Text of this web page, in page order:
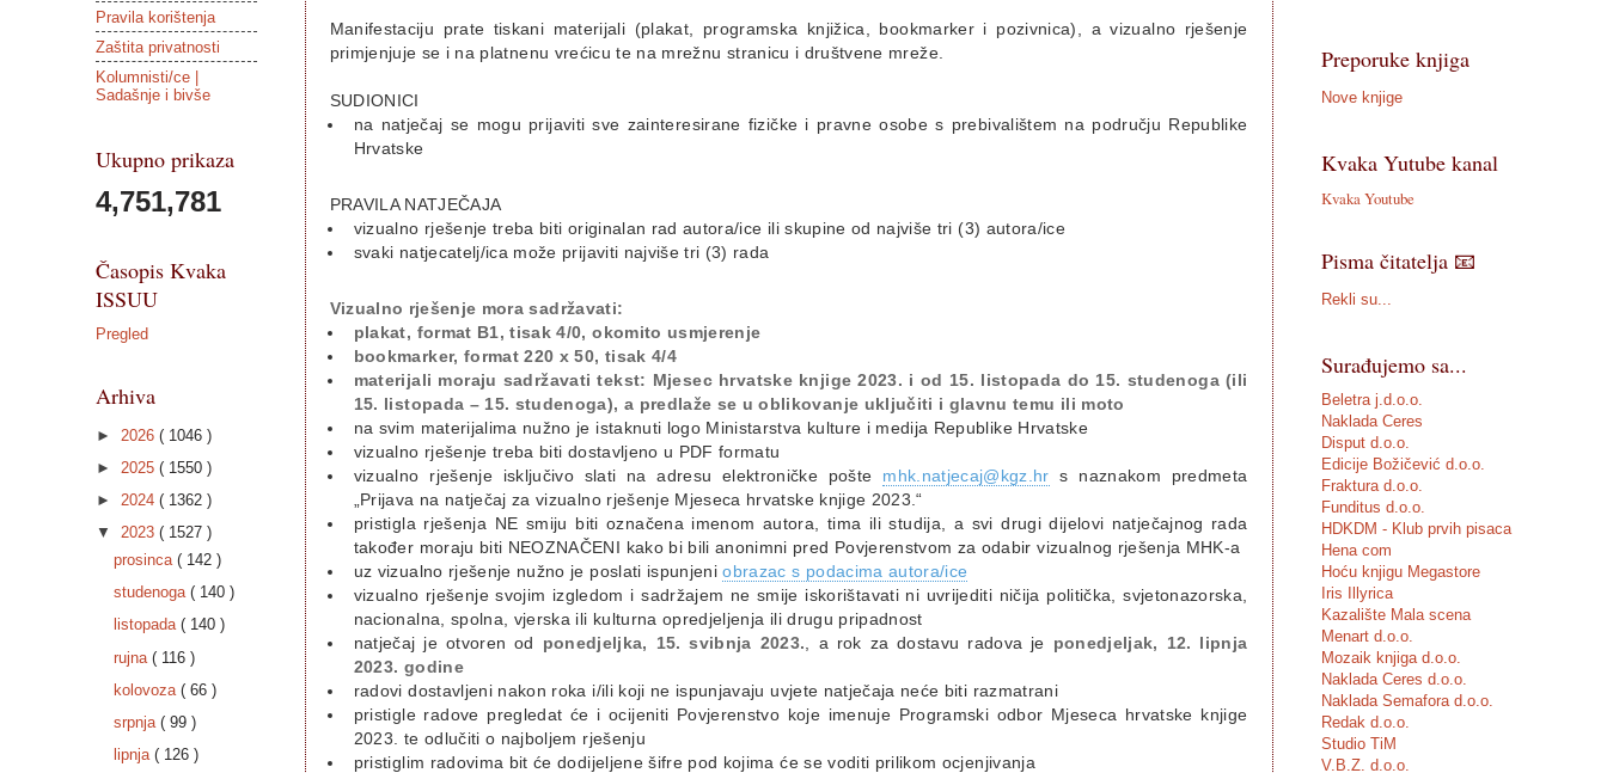
Manifestaciju prate tiskani materijali (plakat, programska knjižica, bookmarker i pozivnica), a vizualno rješenje
primjenjuje se i na platnenu vrećicu te na mrežnu stranicu i društvene mreže.
SUDIONICI
na natječaj se mogu prijaviti sve zainteresirane fizičke i pravne osobe s prebivalištem na području Republike
Hrvatske
PRAVILA NATJEČAJA
vizualno rješenje treba biti originalan rad autora/ice ili skupine od najviše tri (3) autora/ice
svaki natjecatelj/ica može prijaviti najviše tri (3) rada
Vizualno rješenje mora sadržavati:
plakat, format B1, tisak 4/0, okomito usmjerenje
bookmarker, format 220 x 50, tisak 4/4
materijali moraju sadržavati tekst: Mjesec hrvatske knjige 2023. i od 15. listopada do 15. studenoga (ili
15. listopada – 15. studenoga), a predlaže se u oblikovanje uključiti i glavnu temu ili moto
na svim materijalima nužno je istaknuti logo Ministarstva kulture i medija Republike Hrvatske
vizualno rješenje treba biti dostavljeno u PDF formatu
vizualno rješenje isključivo slati na adresu elektroničke pošte mhk.natjecaj@kgz.hr s naznakom predmeta
„Prijava na natječaj za vizualno rješenje Mjeseca hrvatske knjige 2023.“
pristigla rješenja NE smiju biti označena imenom autora, tima ili studija, a svi drugi dijelovi natječajnog rada
također moraju biti NEOZNAČENI kako bi bili anonimni pred Povjerenstvom za odabir vizualnog rješenja MHK-a
uz vizualno rješenje nužno je poslati ispunjeniobrazac s podacima autora/ice
vizualno rješenje svojim izgledom i sadržajem ne smije iskorištavati ni uvrijediti ničija politička, svjetonazorska,
nacionalna, spolna, vjerska ili kulturna opredjeljenja ili drugu pripadnost
natječaj je otvoren od ponedjeljka, 15. svibnja 2023., a rok za dostavu radova je ponedjeljak, 12. lipnja
2023. godine
radovi dostavljeni nakon roka i/ili koji ne ispunjavaju uvjete natječaja neće biti razmatrani
pristigle radove pregledat će i ocijeniti Povjerenstvo koje imenuje Programski odbor Mjeseca hrvatske knjige
2023. te odlučiti o najboljem rješenju
pristiglim radovima bit će dodijeljene šifre pod kojima će se voditi prilikom ocjenjivanja
Pravila korištenja
Zaštita privatnosti
Kolumnisti/ce |
Sadašnje i bivše
Ukupno prikaza
4,751,781
Časopis Kvaka
ISSUU
Pregled
Arhiva
► 2026 ( 1046 )
► 2025 ( 1550 )
► 2024 ( 1362 )
▼ 2023 ( 1527 )
prosinca ( 142 )
studenoga ( 140 )
listopada ( 140 )
rujna ( 116 )
kolovoza ( 66 )
srpnja ( 99 )
lipnja ( 126 )
Preporuke knjiga
Nove knjige
Kvaka Yutube kanal
Kvaka Youtube
Pisma čitatelja 📧
Rekli su...
Surađujemo sa...
Beletra j.d.o.o.
Naklada Ceres
Disput d.o.o.
Edicije Božičević d.o.o.
Fraktura d.o.o.
Funditus d.o.o.
HDKDM - Klub prvih pisaca
Hena com
Hoću knjigu Megastore
Iris Illyrica
Kazalište Mala scena
Menart d.o.o.
Mozaik knjiga d.o.o.
Naklada Ceres d.o.o.
Naklada Semafora d.o.o.
Redak d.o.o.
Studio TiM
V.B.Z. d.o.o.